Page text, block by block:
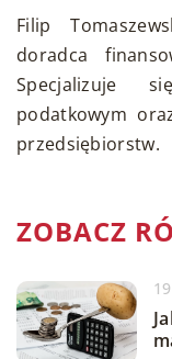
Filip
doradca
Specjalizuje
podatkowym
przedsiębiorstw.
ZOBACZ